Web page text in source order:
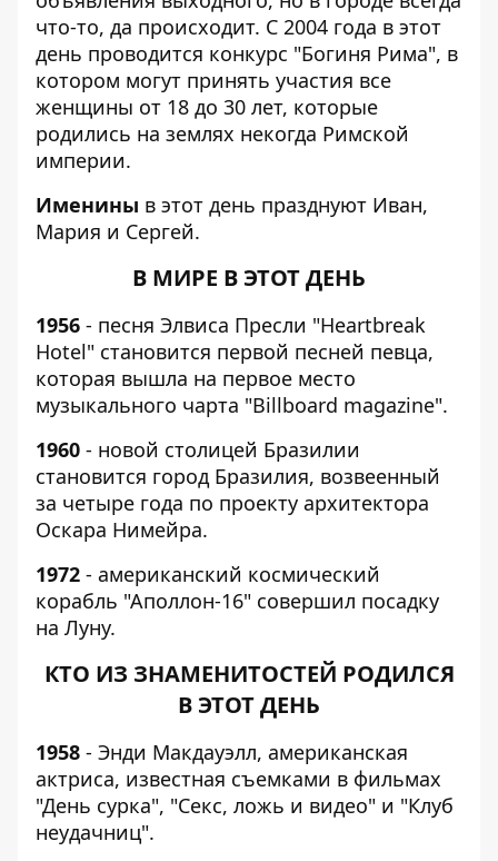
что-то, да происходит. С 2004 года в этот
день проводится конкурс "Богиня Рима", в
котором могут принять участия все
женщины от 18 до 30 лет, которые
родились на землях некогда Римской
империи.
Именины в этот день празднуют Иван,
Мария и Сергей.
В МИРЕ В ЭТОТ ДЕНЬ
1956 - песня Элвиса Пресли "Heartbreak
Hotel" становится первой песней певца,
которая вышла на первое место
музыкального чарта "Billboard magazine".
1960 - новой столицей Бразилии
становится город Бразилия, возвеенный
за четыре года по проекту архитектора
Оскара Нимейра.
1972 - американский космический
корабль "Аполлон-16" совершил посадку
на Луну.
КТО ИЗ ЗНАМЕНИТОСТЕЙ РОДИЛСЯ
В ЭТОТ ДЕНЬ
1958 - Энди Макдауэлл, американская
актриса, известная съемками в фильмах
"День сурка", "Секс, ложь и видео" и "Клуб
неудачниц".